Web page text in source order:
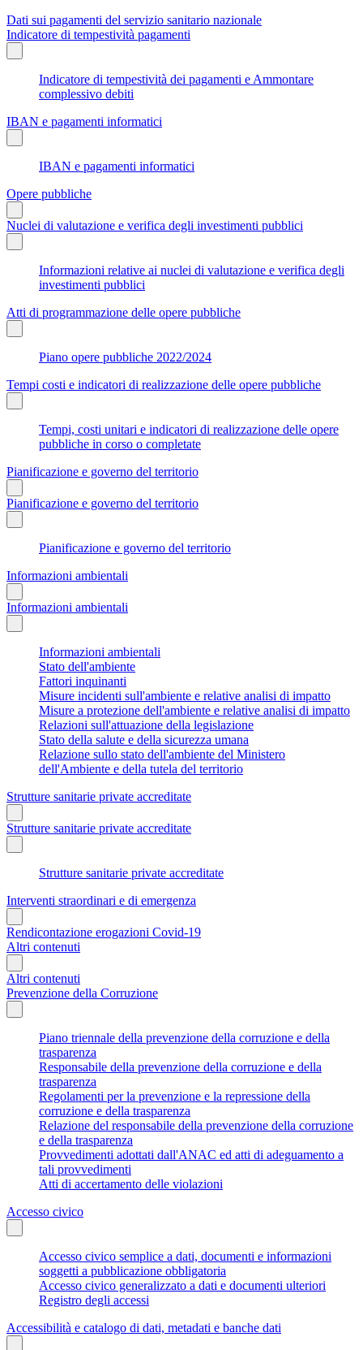
Dati sui pagamenti del servizio sanitario nazionale
Indicatore di tempestività pagamenti
Indicatore di tempestività dei pagamenti e Ammontare
complessivo debiti
IBAN e pagamenti informatici
IBAN e pagamenti informatici
Opere pubbliche
Nuclei di valutazione e verifica degli investimenti pubblici
Informazioni relative ai nuclei di valutazione e verifica degli
investimenti pubblici
Atti di programmazione delle opere pubbliche
Piano opere pubbliche 2022/2024
Tempi costi e indicatori di realizzazione delle opere pubbliche
Tempi, costi unitari e indicatori di realizzazione delle opere
pubbliche in corso o completate
Pianificazione e governo del territorio
Pianificazione e governo del territorio
Pianificazione e governo del territorio
Informazioni ambientali
Informazioni ambientali
Informazioni ambientali
Stato dell'ambiente
Fattori inquinanti
Misure incidenti sull'ambiente e relative analisi di impatto
Misure a protezione dell'ambiente e relative analisi di impatto
Relazioni sull'attuazione della legislazione
Stato della salute e della sicurezza umana
Relazione sullo stato dell'ambiente del Ministero
dell'Ambiente e della tutela del territorio
Strutture sanitarie private accreditate
Strutture sanitarie private accreditate
Strutture sanitarie private accreditate
Interventi straordinari e di emergenza
Rendicontazione erogazioni Covid-19
Altri contenuti
Altri contenuti
Prevenzione della Corruzione
Piano triennale della prevenzione della corruzione e della
trasparenza
Responsabile della prevenzione della corruzione e della
trasparenza
Regolamenti per la prevenzione e la repressione della
corruzione e della trasparenza
Relazione del responsabile della prevenzione della corruzione
e della trasparenza
Provvedimenti adottati dall'ANAC ed atti di adeguamento a
tali provvedimenti
Atti di accertamento delle violazioni
Accesso civico
Accesso civico semplice a dati, documenti e informazioni
soggetti a pubblicazione obbligatoria
Accesso civico generalizzato a dati e documenti ulteriori
Registro degli accessi
Accessibilità e catalogo di dati, metadati e banche dati